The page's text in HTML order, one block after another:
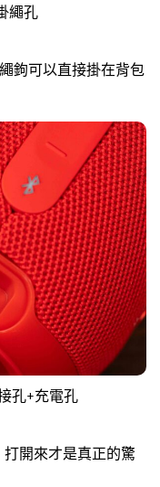
繩孔
鉤可以直接掛在背包
孔+充電孔
打開來才是真正的驚